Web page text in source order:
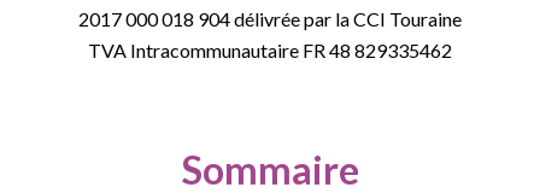
2017 000 018 904 délivrée par la CCI Touraine
TVA Intracommunautaire FR 48 829335462
Sommaire